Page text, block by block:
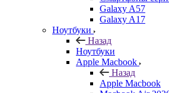
Galaxy A57
Galaxy A17
Ноутбуки
Назад
Ноутбуки
Apple Macbook
Назад
Apple Macbook